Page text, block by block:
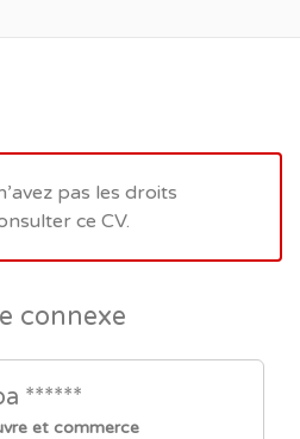
pas les droits
ce CV.
connexe
******
et commerce